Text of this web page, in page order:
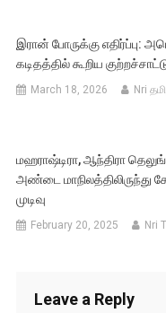
இரான் போருக்கு எதிர்ப்பு:
கடிதத்தில் கூறிய
March 18, 2026 Nri
மஹராஷ்டிரா, ஆந்திரா
அண்டை மாநிலத்திலிருந்து
முடிவு
February 20, 2025 Nri
Leave a Reply